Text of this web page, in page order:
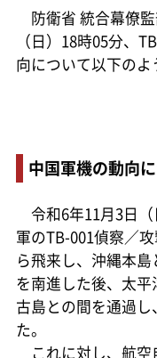
防衛省 統合幕僚
（日）18時05分、
向について以下のよ
中国軍機の動向
令和6年11月3日
軍のTB-001偵察／
ら飛来し、沖縄本
を南進した後、太
古島との間を通過
た。
これに対し、航空